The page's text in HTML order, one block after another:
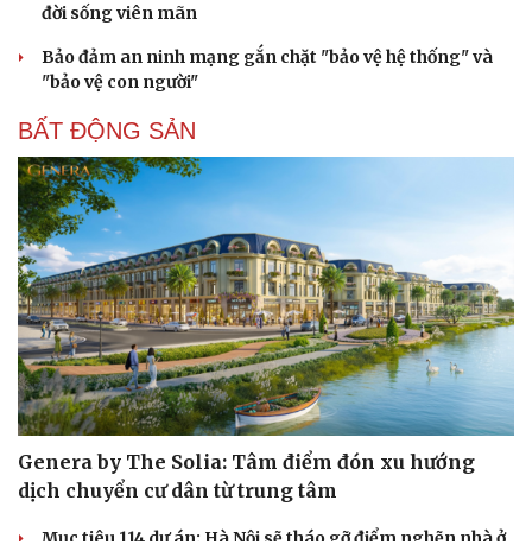
đời sống viên mãn
Bảo đảm an ninh mạng gắn chặt "bảo vệ hệ thống" và
"bảo vệ con người"
BẤT ĐỘNG SẢN
Genera by The Solia: Tâm điểm đón xu hướng
dịch chuyển cư dân từ trung tâm
Mục tiêu 114 dự án: Hà Nội sẽ tháo gỡ điểm nghẽn nhà ở